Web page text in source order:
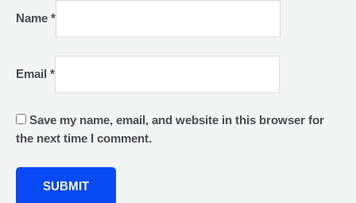
Name *
Email *
Save my name, email, and website in this browser for
the next time I comment.